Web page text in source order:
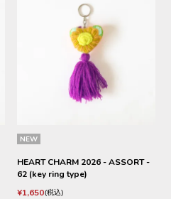
NEW
HEART CHARM 2026 - ASSORT -
62 (key ring type)
¥1,650 税込